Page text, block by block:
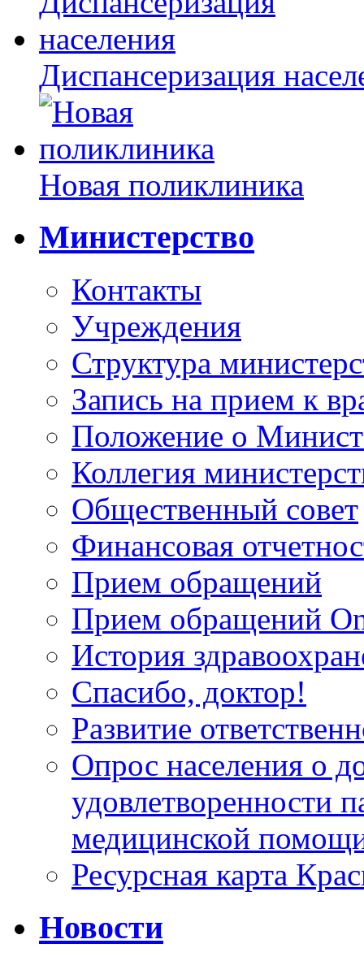
Диспансеризация
Новая поликлиника
Министерство
Контакты
Учреждения
Структура
Запись на прием к
Положение о
Коллегия
Общественный совет
Финансовая
Прием обращений
Прием обращений
История
Спасибо, доктор!
Развитие
Опрос населения о
удовлетворенности
медицинской
Ресурсная карта
Новости